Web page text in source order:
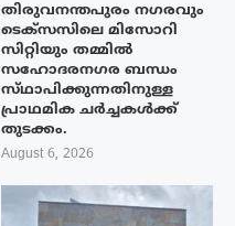
തിരുവനന്തപുരം നഗരവും
ടെക്‌സസിലെ മിസോറി
സിറ്റിയും തമ്മിൽ
സഹോദരനഗര ബന്ധം
സ്‌ഥാപിക്കുന്നതിനുള്ള
പ്രാഥമിക ചർച്ചകൾക്ക്
തുടക്കം.
August 6, 2026